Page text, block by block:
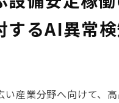
するAI異常
産業分野へ向けて、